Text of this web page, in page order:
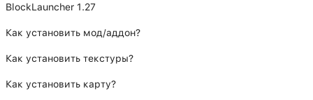
BlockLauncher 1.27
Как установить мод/аддон?
Как установить текстуры?
Как установить карту?